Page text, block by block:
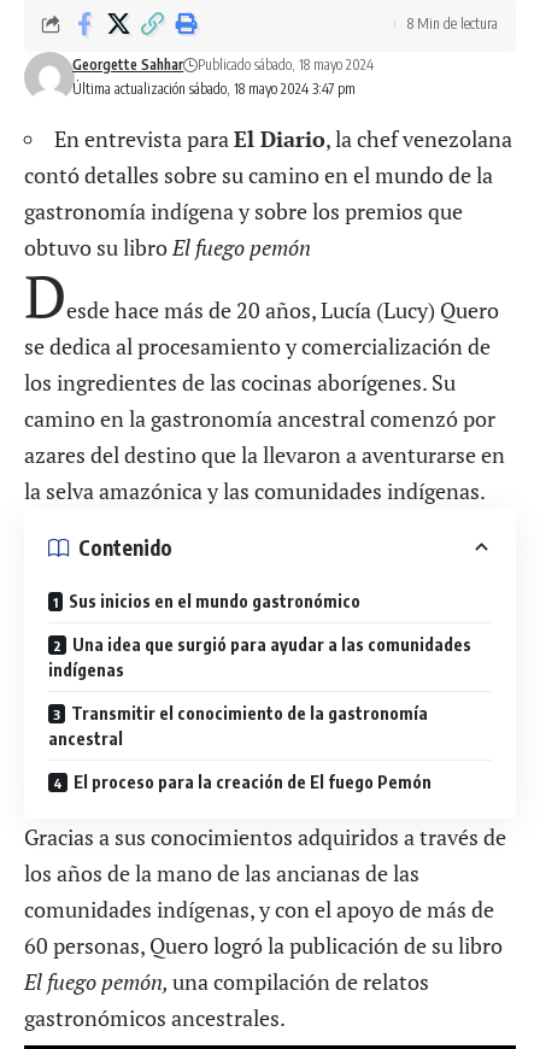
Última actualización sábado, 18 mayo 2024 3:47 pm
Georgette Sahhar Publicado sábado, 18 mayo 2024
8 Min de lectura
En entrevista paraEl Diario, la chef venezolana
contó detalles sobre su camino en el mundo de la
gastronomía indígena y sobre los premios que
obtuvo su libroEl fuego pemón
Desde hace más de 20 años, Lucía (Lucy) Quero
se dedica al procesamiento y comercialización de
los ingredientes de las cocinas aborígenes. Su
camino en la gastronomía ancestral comenzó por
azares del destino que la llevaron a aventurarse en
la selva amazónica y las comunidades indígenas.
Contenido
Sus inicios en el mundo gastronómico
Una idea que surgió para ayudar a las comunidades
indígenas
Transmitir el conocimiento de la gastronomía
ancestral
El proceso para la creación de El fuego Pemón
Gracias a sus conocimientos adquiridos a través de
los años de la mano de las ancianas de las
comunidades indígenas, y con el apoyo de más de
60 personas, Quero logró la publicación de su libro
El fuego pemón, una compilación de relatos
gastronómicos ancestrales.